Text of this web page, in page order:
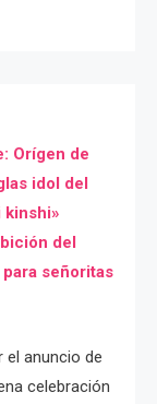
Orígen de
idol del
kinshi»
del
señoritas
el anuncio de
celebración